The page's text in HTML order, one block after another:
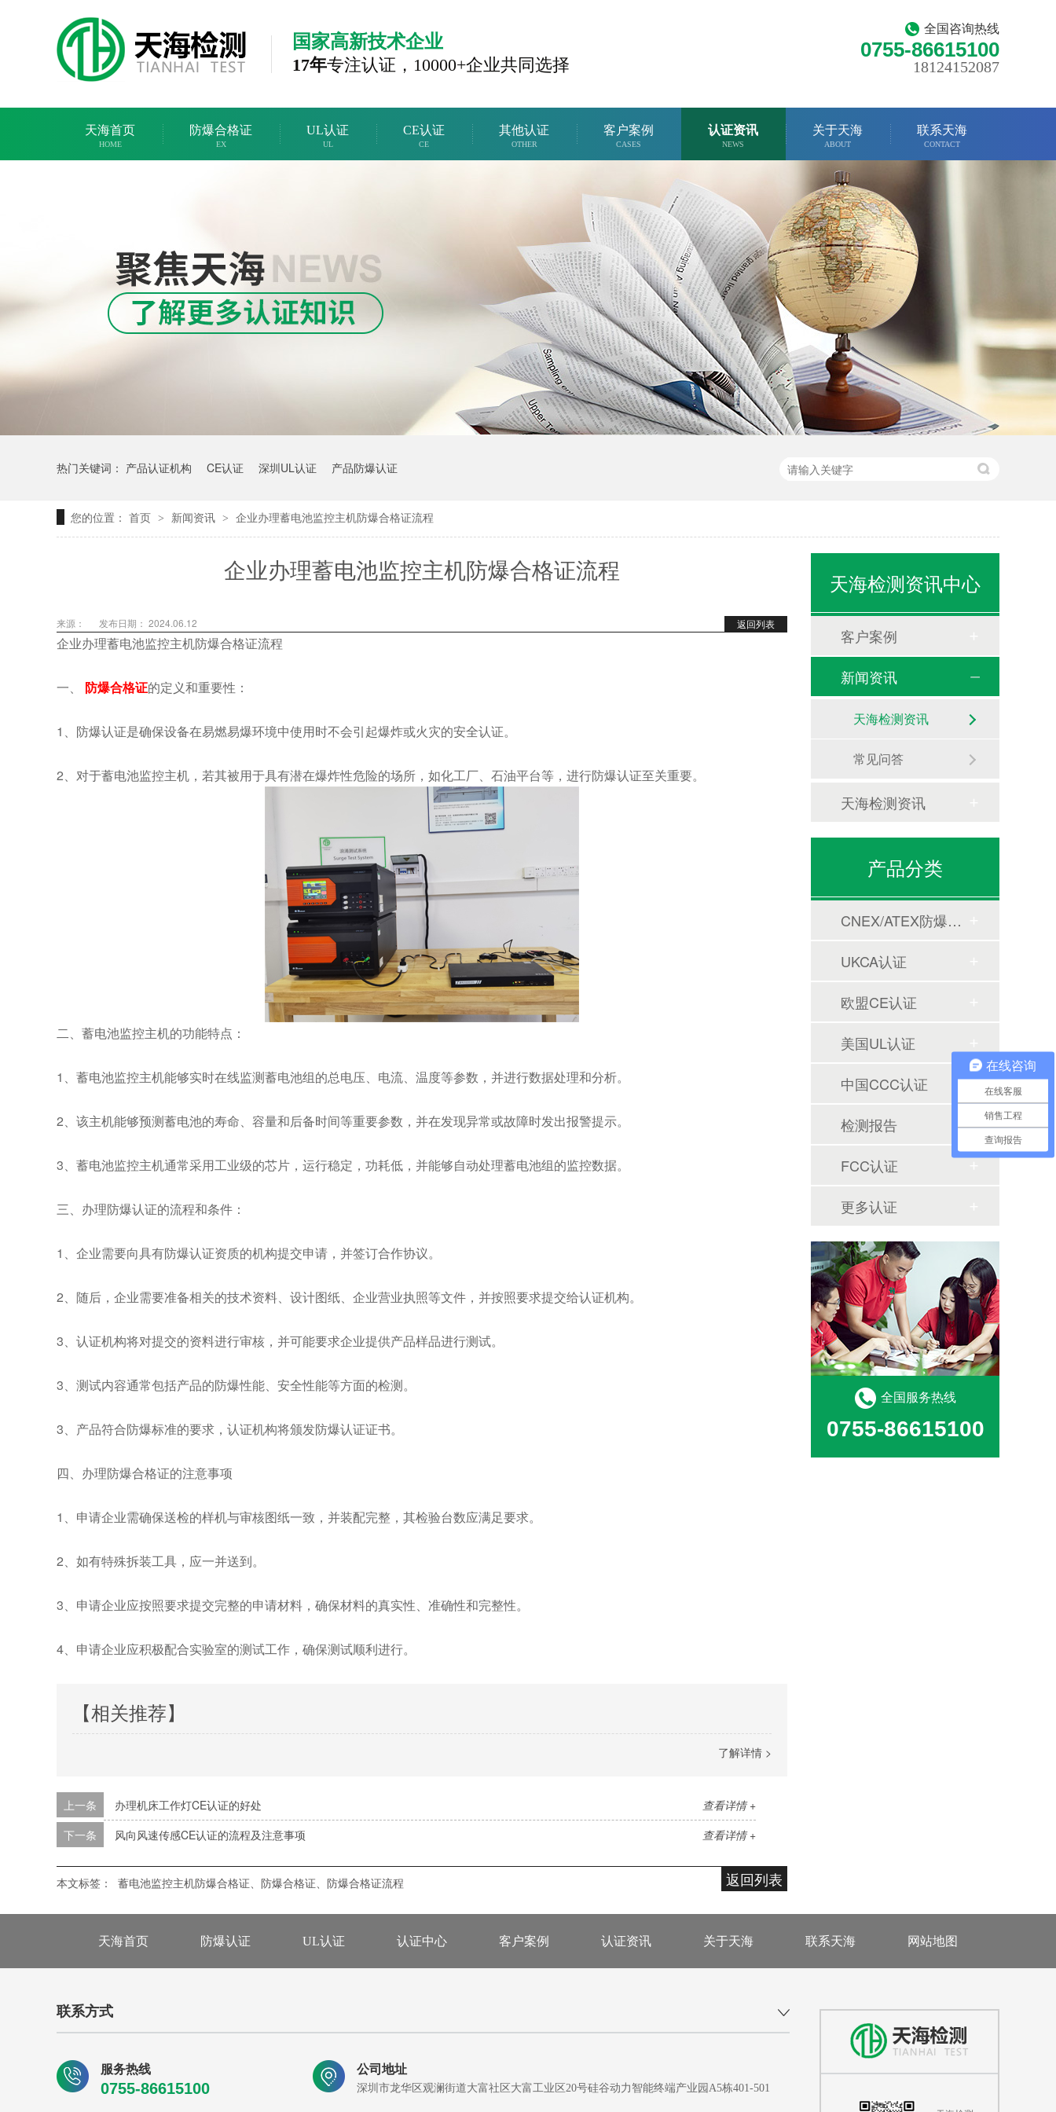
全国咨询热线
0755-86615100
18124152087
国家高新技术企业
17年专注认证， 10000+企业共同选择
天海首页
HOME
防爆合格证
EX
UL认证
UL
CE认证
CE
其他认证
OTHER
客户案例
CASES
认证资讯
NEWS
关于天海
ABOUT
联系天海
CONTACT
热门关键词： 产品认证机构 CE认证 深圳UL认证 产品防爆认证
您的位置： 首页 > 新闻资讯 > 企业办理蓄电池监控主机防爆合格证流程
企业办理蓄电池监控主机防爆合格证流程
返回列表
来源： 发布日期： 2024.06.12
企业办理蓄电池监控主机防爆合格证流程
一、 防爆合格证的定义和重要性：
1、防爆认证是确保设备在易燃易爆环境中使用时不会引起爆炸或火灾的安全认证。
2、对于蓄电池监控主机，若其被用于具有潜在爆炸性危险的场所，如化工厂、石油平台等，进行防爆认证至关重要。
二、蓄电池监控主机的功能特点：
1、蓄电池监控主机能够实时在线监测蓄电池组的总电压、电流、温度等参数，并进行数据处理和分析。
2、该主机能够预测蓄电池的寿命、容量和后备时间等重要参数，并在发现异常或故障时发出报警提示。
3、蓄电池监控主机通常采用工业级的芯片，运行稳定，功耗低，并能够自动处理蓄电池组的监控数据。
三、办理防爆认证的流程和条件：
1、企业需要向具有防爆认证资质的机构提交申请，并签订合作协议。
2、随后，企业需要准备相关的技术资料、设计图纸、企业营业执照等文件，并按照要求提交给认证机构。
3、认证机构将对提交的资料进行审核，并可能要求企业提供产品样品进行测试。
3、测试内容通常包括产品的防爆性能、安全性能等方面的检测。
3、产品符合防爆标准的要求，认证机构将颁发防爆认证证书。
四、办理防爆合格证的注意事项
1、申请企业需确保送检的样机与审核图纸一致，并装配完整，其检验台数应满足要求。
2、如有特殊拆装工具，应一并送到。
3、申请企业应按照要求提交完整的申请材料，确保材料的真实性、准确性和完整性。
4、申请企业应积极配合实验室的测试工作，确保测试顺利进行。
【相关推荐】
了解详情 >
查看详情 +
上一条
办理机床工作灯CE认证的好处
查看详情 +
下一条 风向风速传感CE认证的流程及注意事项
返回列表
本文标签： 蓄电池监控主机防爆合格证、防爆合格证、防爆合格证流程
天海检测资讯中心
客户案例
新闻资讯
天海检测资讯
常见问答
天海检测资讯
产品分类
CNEX/ATEX防爆合格证
UKCA认证
欧盟CE认证
美国UL认证
中国CCC认证
检测报告
FCC认证
更多认证
全国服务热线
0755-86615100
天海首页 防爆认证 UL认证 认证中心 客户案例 认证资讯 关于天海 联系天海 网站地图
联系方式
服务热线
0755-86615100
公司地址
深圳市龙华区观澜街道大富社区大富工业区20号硅谷动力智能终端产业园A5栋401-501
在线咨询
在线客服
销售工程
查询报告